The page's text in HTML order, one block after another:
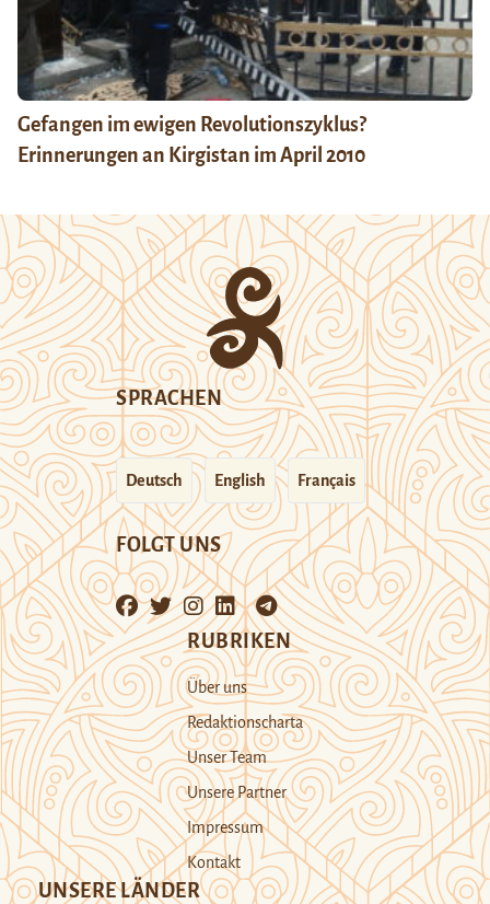
Gefangen im ewigen Revolutionszyklus?
Erinnerungen an Kirgistan im April 2010
SPRACHEN
Deutsch English Français
FOLGT UNS
RUBRIKEN
Über uns
Redaktionscharta
Unser Team
Unsere Partner
Impressum
Kontakt
UNSERE LÄNDER